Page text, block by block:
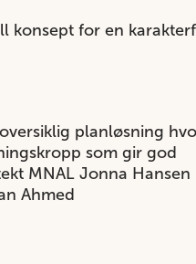
konsept for en
planløsning
som gir god
MNAL Jonna Hansen
Ahmed